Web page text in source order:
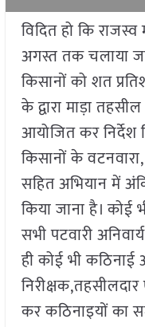
विदित हो कि
अगस्त तक चलाया
किसानों को शत
के द्वारा माड़ा
आयोजित कर निर्देश
किसानों के
सहित अभियान में
किया जाना है।
सभी पटवारी
ही कोई भी
कर कठिनाइयों का